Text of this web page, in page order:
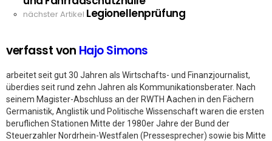
nächster Artikel Legionellenprüfung
verfasst von Hajo Simons
arbeitet seit gut 30 Jahren als Wirtschafts- und Finanzjournalist,
überdies seit rund zehn Jahren als Kommunikationsberater. Nach
seinem Magister-Abschluss an der RWTH Aachen in den Fächern
Germanistik, Anglistik und Politische Wissenschaft waren die ersten
beruflichen Stationen Mitte der 1980er Jahre der Bund der
Steuerzahler Nordrhein-Westfalen (Pressesprecher) sowie bis Mitte